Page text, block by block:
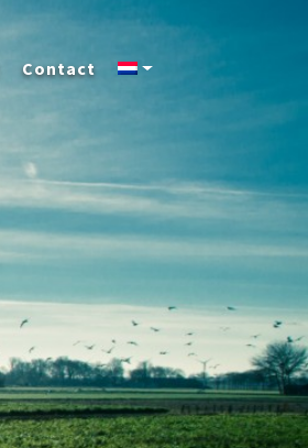
Contact